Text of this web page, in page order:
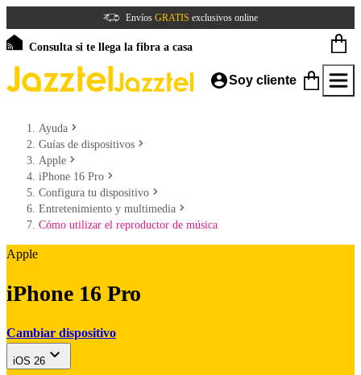
Envíos GRATIS exclusivos online
Consulta si te llega la fibra a casa
Soy cliente
Ayuda
Guías de dispositivos
Apple
iPhone 16 Pro
Configura tu dispositivo
Entretenimiento y multimedia
Cómo utilizar el reproductor de música
Apple
iPhone 16 Pro
Cambiar dispositivo
iOS 26